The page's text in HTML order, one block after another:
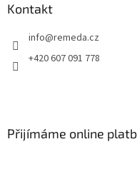
Kontakt
info@remeda.cz
+420 607 091 778
Přijímáme online